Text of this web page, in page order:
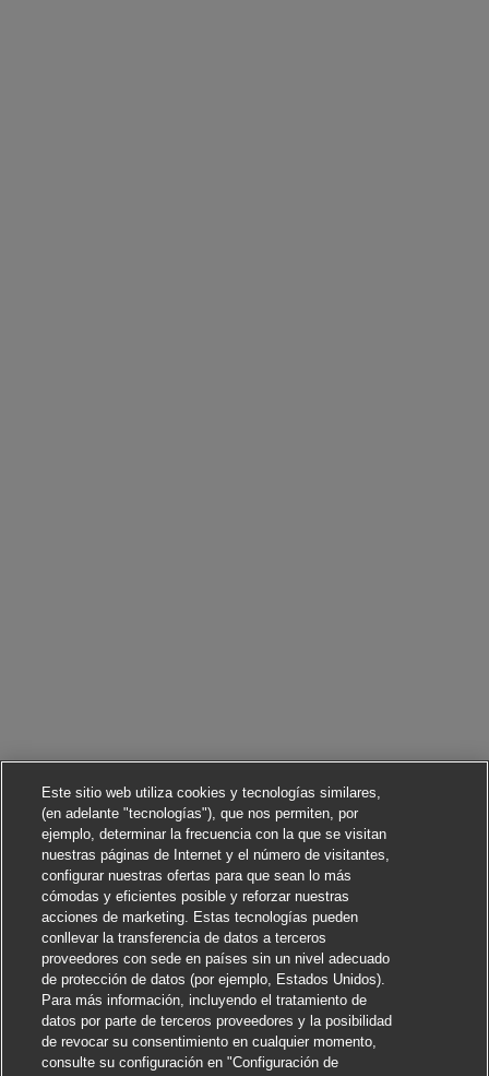
Este sitio web utiliza cookies y tecnologías similares,
(en adelante "tecnologías"), que nos permiten, por
ejemplo, determinar la frecuencia con la que se visitan
nuestras páginas de Internet y el número de visitantes,
configurar nuestras ofertas para que sean lo más
cómodas y eficientes posible y reforzar nuestras
acciones de marketing. Estas tecnologías pueden
conllevar la transferencia de datos a terceros
proveedores con sede en países sin un nivel adecuado
de protección de datos (por ejemplo, Estados Unidos).
Para más información, incluyendo el tratamiento de
datos por parte de terceros proveedores y la posibilidad
de revocar su consentimiento en cualquier momento,
consulte su configuración en "Configuración de